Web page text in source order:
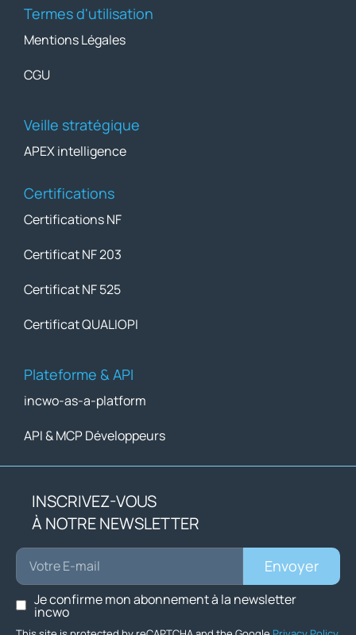
Termes d'utilisation
Mentions Légales
CGU
Veille stratégique
APEX intelligence
Certifications
Certifications NF
Certificat NF 203
Certificat NF 525
Certificat QUALIOPI
Plateforme & API
incwo-as-a-platform
API & MCP Développeurs
INSCRIVEZ-VOUS
À NOTRE NEWSLETTER
Je confirme mon abonnement à la newsletter
incwo
Envoyer